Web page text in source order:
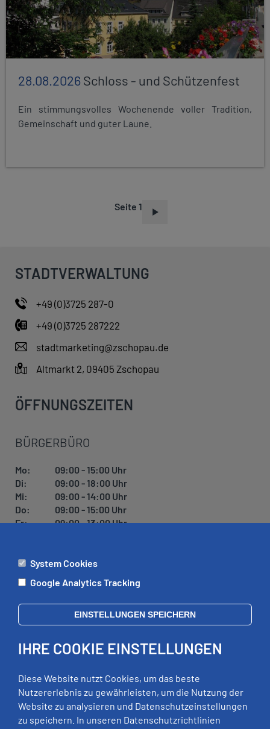
28.08.2026Schloss - und Schützenfest
Ein stimmungsvolles Wochenende voller Tradition,
Gemeinschaft und guter Laune.
Seite 1
STADTVERWALTUNG
+49 (0)3725 287-0
+49 (0)3725 287222
stadtmarketing@zschopau.de
Altmarkt 2, 09405 Zschopau
ÖFFNUNGSZEITEN
BÜRGERBÜRO
Mo:
09:00 - 15:00 Uhr
Di:
09:00 - 18:00 Uhr
Mi:
09:00 - 14:00 Uhr
Do:
09:00 - 15:00 Uhr
Fr:
09:00 - 13:00 Uhr
ÄMTER
Di:
09:00 - 12:00 Uhr, 13:00 - 18:00 Uhr
Mi:
geschlossen
Fr:
09:00 - 12:00 Uhr
RECHTLICHES
System Cookies
Google Analytics Tracking
EINSTELLUNGEN SPEICHERN
IHRE COOKIE EINSTELLUNGEN
Diese Website nutzt Cookies, um das beste
Nutzererlebnis zu gewährleisten, um die Nutzung der
Website zu analysieren und Datenschutzeinstellungen
zu speichern. In unseren Datenschutzrichtlinien